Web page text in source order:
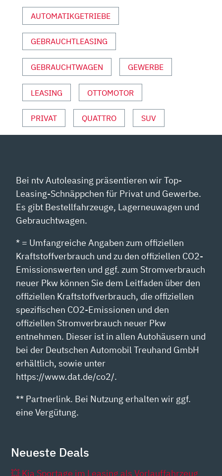
VORSTELLUNG
MIT
PETERMANN“
VON
YOUTUBE
ANZEIGEN
AUTOMATIKGETRIEBE
GEBRAUCHTLEASING
GEBRAUCHTWAGEN GEWERBE
LEASING OTTOMOTOR
PRIVAT QUATTRO SUV
Bei ntv Autoleasing präsentieren wir Top-
Leasing-Schnäppchen für Privat und Gewerbe.
Es gibt Bestellfahrzeuge, Lagerneuwagen und
Gebrauchtwagen.
* = Umfangreiche Angaben zum offiziellen
Kraftstoffverbrauch und zu den offiziellen CO2-
Emissionswerten und ggf. zum Stromverbrauch
neuer Pkw können Sie dem Leitfaden über den
offiziellen Kraftstoffverbrauch, die offiziellen
spezifischen CO2-Emissionen und den
offiziellen Stromverbrauch neuer Pkw
entnehmen. Dieser ist in allen Autohäusern und
bei der Deutschen Automobil Treuhand GmbH
erhältlich, sowie unter
https://www.dat.de/co2/.
** Partnerlink. Bei Nutzung erhalten wir ggf.
eine Vergütung.
Neueste Deals
💥 Kia Sportage im Leasing als Vorlauffahrzeug